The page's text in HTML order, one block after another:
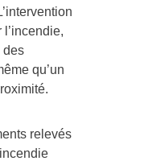
des
qu’un
relevés